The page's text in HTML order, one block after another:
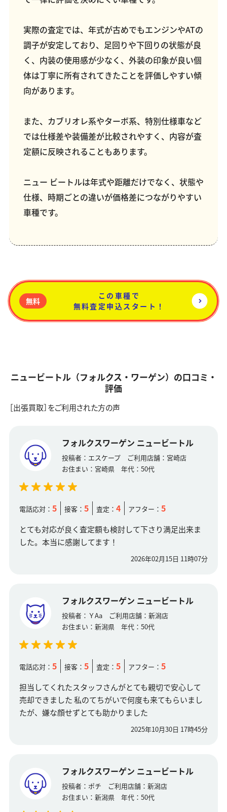
実際の査定では、年式が古めでもエンジンやATの
調子が安定しており、足回りや下回りの状態が良
く、内装の使用感が少なく、外装の印象が良い個
体は丁寧に所有されてきたことを評価しやすい傾
向があります。
また、カブリオレ系やターボ系、特別仕様車など
では仕様差や装備差が比較されやすく、内容が査
定額に反映されることもあります。
ニュー ビートルは年式や距離だけでなく、状態や
仕様、時期ごとの違いが価格差につながりやすい
車種です。
無料
この車種で
無料査定申込スタート！
ニュービートル（フォルクス・ワーゲン）の口コミ・
評価
［出張買取］をご利用された方の声
フォルクスワーゲン ニュービートル
投稿者： エスケープ ご利用店舗： 宮崎店
お住まい： 宮崎県 年代： 50代
電話応対： 5 接客： 5 査定： 4 アフター： 5
とても対応が良く査定額も検討して下さり満足出来ま
した。本当に感謝してます！
2026年02月15日 11時07分
フォルクスワーゲン ニュービートル
投稿者： ＹAa ご利用店舗： 新潟店
お住まい： 新潟県 年代： 50代
電話応対： 5 接客： 5 査定： 5 アフター： 5
担当してくれたスタッフさんがとても親切で安心して
売却できました 私のてちがいで何度も来てもらいまし
たが、嫌な顔せずとても助かりました
2025年10月30日 17時45分
フォルクスワーゲン ニュービートル
投稿者： ポチ ご利用店舗： 新潟店
お住まい： 新潟県 年代： 50代